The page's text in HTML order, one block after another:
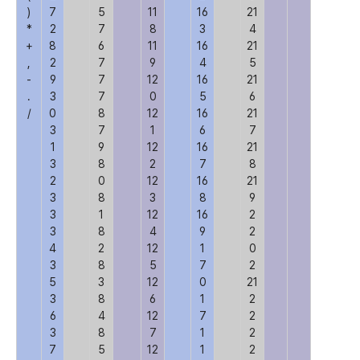
)
*
+
-
.
/
7
2
8
2
9
3
0
3
1
3
2
3
3
3
4
3
5
3
6
3
7
5
7
6
7
7
7
8
7
9
8
0
8
1
8
2
8
3
8
4
8
5
11
8
11
9
12
0
12
1
12
2
12
3
12
4
12
5
12
6
12
7
12
16
3
16
4
16
5
16
6
16
7
16
8
16
9
1
7
0
1
7
1
1
21
4
21
5
21
6
21
7
21
8
21
9
2
2
0
2
21
2
2
2
2